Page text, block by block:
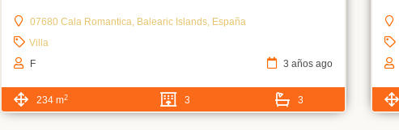
07680 Cala Romantica, Balearic Islands, España
Villa
F
3 años ago
234 m2 3 3